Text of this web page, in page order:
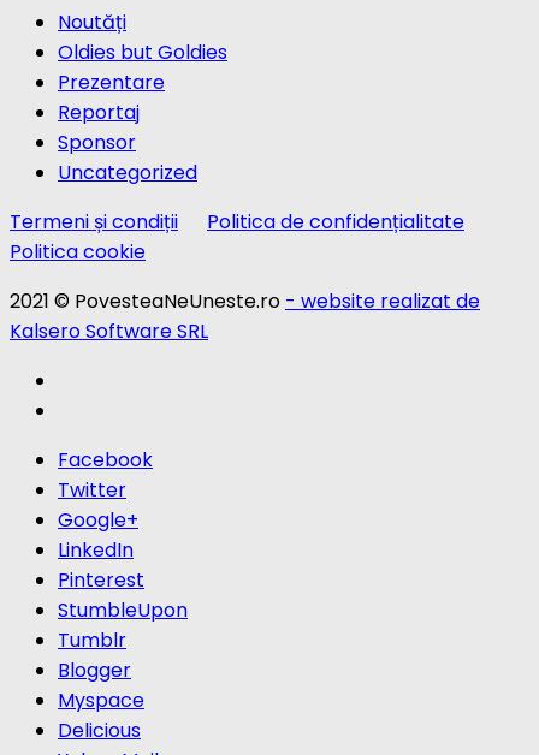
Noutăți
Oldies but Goldies
Prezentare
Reportaj
Sponsor
Uncategorized
Termeni și condiții
Politica de confidențialitate
Politica cookie
2021 © PovesteaNeUneste.ro - website realizat de
Kalsero Software SRL
Facebook
Twitter
Google+
LinkedIn
Pinterest
StumbleUpon
Tumblr
Blogger
Myspace
Delicious